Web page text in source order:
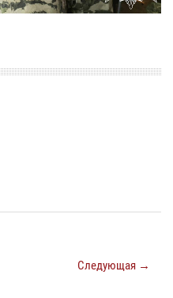
Следующая →